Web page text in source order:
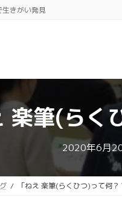
きがい発見
楽筆(らく
2020年6月
「ねえ 楽筆(らくひつ)って何？